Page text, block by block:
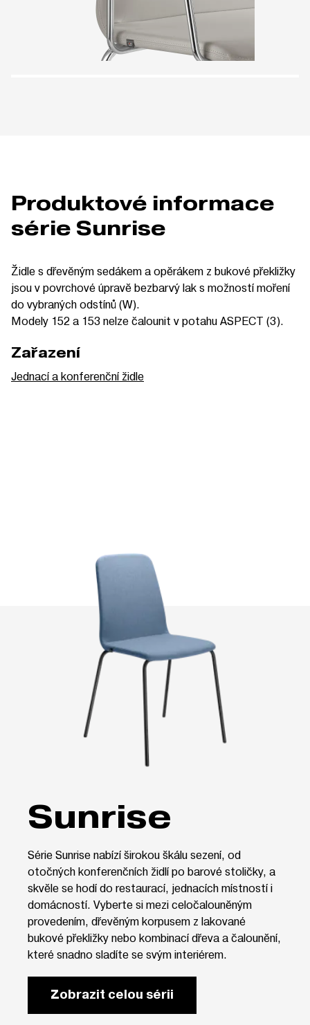
Produktové informace
série Sunrise
Židle s dřevěným sedákem a opěrákem z bukové překližky
jsou v povrchové úpravě bezbarvý lak s možností moření
do vybraných odstínů (W).
Modely 152 a 153 nelze čalounit v potahu ASPECT (3).
Zařazení
Jednací a konferenční židle
Sunrise
Série Sunrise nabízí širokou škálu sezení, od
otočných konferenčních židlí po barové stoličky, a
skvěle se hodí do restaurací, jednacích místností i
domácností. Vyberte si mezi celočalouněným
provedením, dřevěným korpusem z lakované
bukové překližky nebo kombinací dřeva a čalounění,
které snadno sladíte se svým interiérem.
Zobrazit celou sérii